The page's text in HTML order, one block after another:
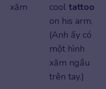
xăm
cool tattoo
on his arm.
(Anh ấy có
một hình
xăm ngầu
trên tay.)